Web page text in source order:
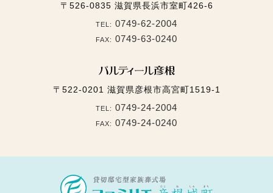
〒526-0835 滋賀県長浜市室町426-6
TEL: 0749-62-2004
FAX: 0749-63-0240
〒522-0201 滋賀県彦根市高宮町1519-1
TEL: 0749-24-2004
FAX: 0749-24-0240